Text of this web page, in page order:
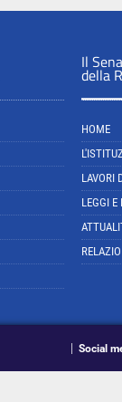
Il
della
HOME
LAVORI
LEGGI E
Social